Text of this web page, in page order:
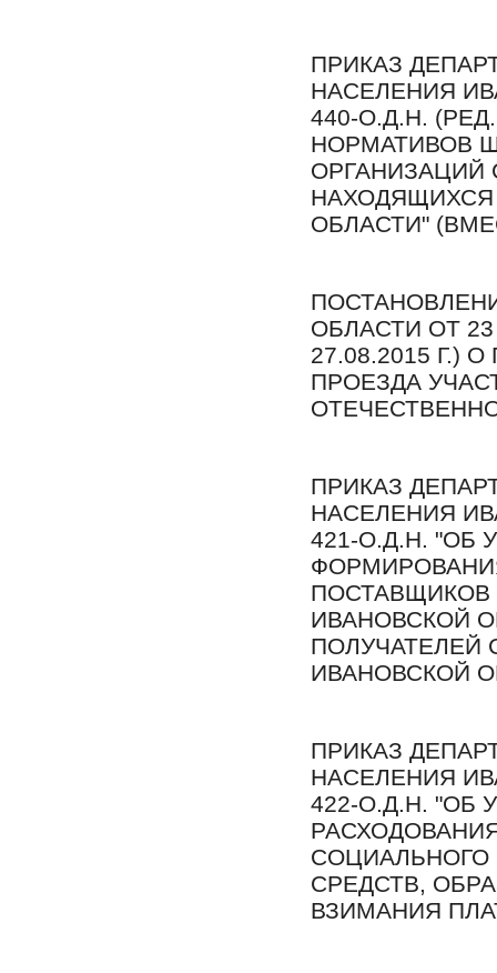
ПРИКАЗ
НАСЕЛЕНИЯ
440-О.Д.Н.
НОРМАТИВОВ
ОРГАНИЗАЦИЙ
НАХОДЯЩИХСЯ
ОБЛАСТИ"
ОБЛАСТИ ОТ 23
27.08.2015 Г.)
ПРОЕЗДА
ПРИКАЗ
НАСЕЛЕНИЯ
421-О.Д.Н. "ОБ
ПОСТАВЩИКОВ
ИВАНОВСКОЙ
ПОЛУЧАТЕЛЕЙ
ИВАНОВСКОЙ
ПРИКАЗ
НАСЕЛЕНИЯ
422-О.Д.Н. "ОБ
СОЦИАЛЬНОГО
СРЕДСТВ,
ВЗИМАНИЯ